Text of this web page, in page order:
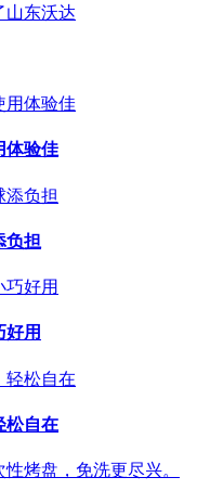
山东沃达
体验佳
负担
好用
松自在